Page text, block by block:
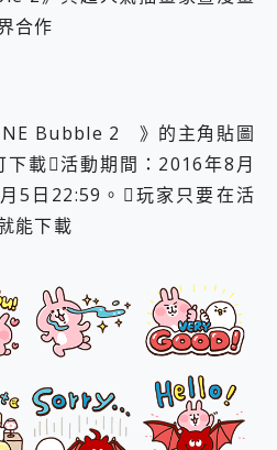
vivo TWS 3e 真無線藍牙耳機智慧降噪升級、音質明亮溫潤，並支援雙設備連接~
MSI Claw 掌機專屬配件包 來囉 完美保護 MSI Claw A1M-026TW 電競掌機
OPPO 哈蘇 300mm 專業增距鏡實測：Find X9 Ultra 光學長焦隨手拍，紀錄生活就是這麼簡單
Motorola edge 70 pro 及 moto g37 power上市，登錄在送飛利浦氣炸鍋
近八千元的 Soundcore Liberty 5 Pro Max，有螢幕的耳機會是智商稅嗎?
ASUS Pad 全面應援 Me Time，加碼愛奇藝黃金雙周卡體驗，專案價最低 NT$0 起
合作
Bubble 2 》的主角貼圖
下載活動期間：2016年8月
5日22:59。玩家只要在活
能下載